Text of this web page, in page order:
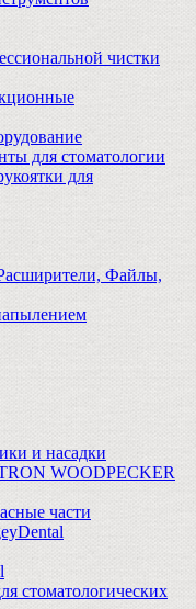
чистки
для стоматологии
для
Файлы,
и насадки
WOODPECKER
части
стоматологических